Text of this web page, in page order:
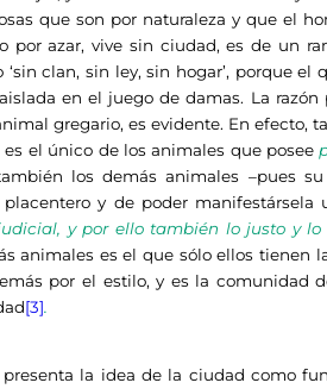
que son por naturaleza y que el
por azar, vive sin ciudad, es de un
clan, sin ley, sin hogar’, porque
en el juego de damas. La
gregario, es evidente. En efecto,
el único de los animales que posee
los demás animales –pues
y de poder manifestársela
y por ello también lo justo y lo
animales es el que sólo ellos tienen
por el estilo, y es la comunidad
[3].
la idea de la ciudad como